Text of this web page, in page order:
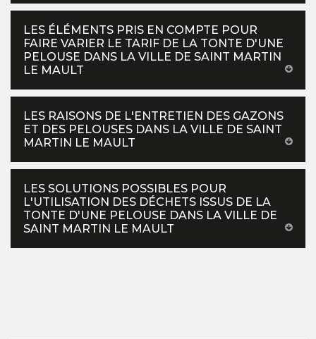
LES ÉLÉMENTS PRIS EN COMPTE POUR
FAIRE VARIER LE TARIF DE LA TONTE D'UNE
PELOUSE DANS LA VILLE DE SAINT MARTIN
LE MAULT
LES RAISONS DE L'ENTRETIEN DES GAZONS
ET DES PELOUSES DANS LA VILLE DE SAINT
MARTIN LE MAULT
LES SOLUTIONS POSSIBLES POUR
L'UTILISATION DES DÉCHETS ISSUS DE LA
TONTE D'UNE PELOUSE DANS LA VILLE DE
SAINT MARTIN LE MAULT